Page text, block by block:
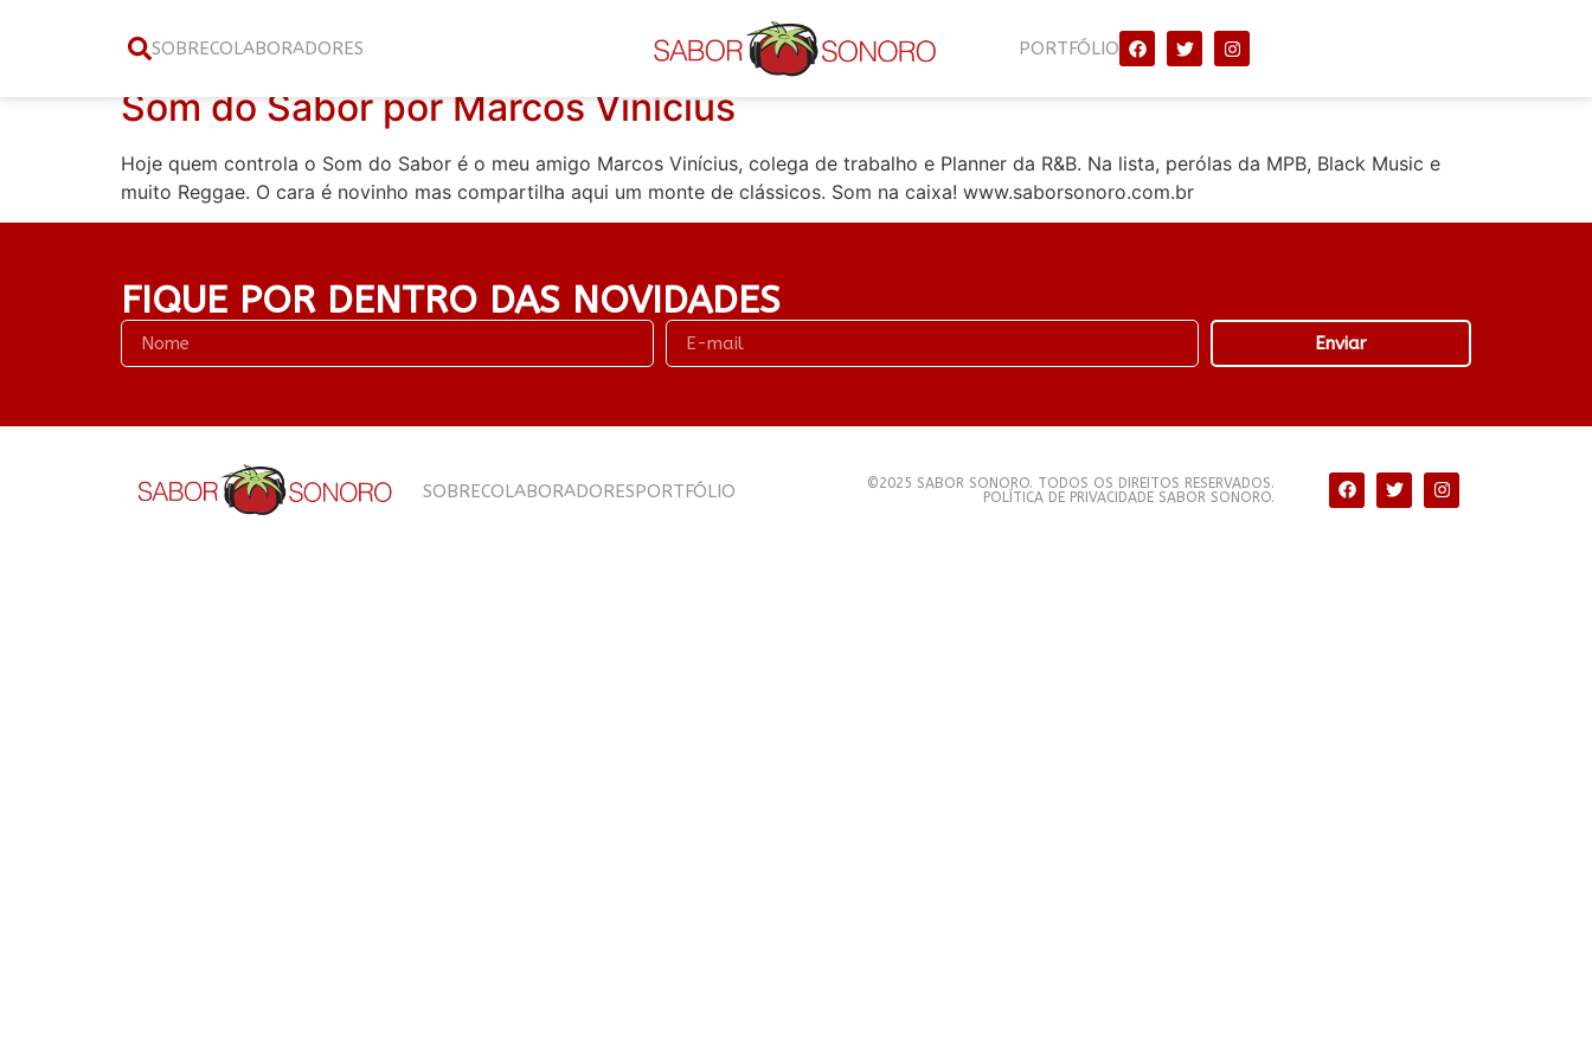
SOBRECOLABORADORES PORTFÓLIO
Categoria: marcos vinícius
Som do Sabor por Marcos Vinícius
Hoje quem controla o Som do Sabor é o meu amigo Marcos Vinícius, colega de trabalho e Planner da R&B. Na lista, perólas da MPB, Black Music e
muito Reggae. O cara é novinho mas compartilha aqui um monte de clássicos. Som na caixa! www.saborsonoro.com.br
FIQUE POR DENTRO DAS NOVIDADES
Enviar
SOBRECOLABORADORESPORTFÓLIO
©2025 SABOR SONORO. TODOS OS DIREITOS RESERVADOS.
POLÍTICA DE PRIVACIDADE SABOR SONORO.